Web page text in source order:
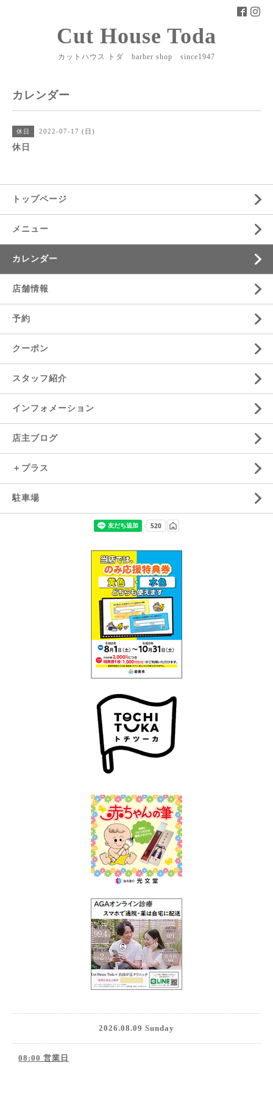
Cut House Toda
カットハウス トダ barber shop since1947
カレンダー
休日 2022-07-17 (日)
休日
トップページ
メニュー
カレンダー
店舗情報
予約
クーポン
スタッフ紹介
インフォメーション
店主ブログ
＋プラス
駐車場
2026.08.09 Sunday
08:00 営業日